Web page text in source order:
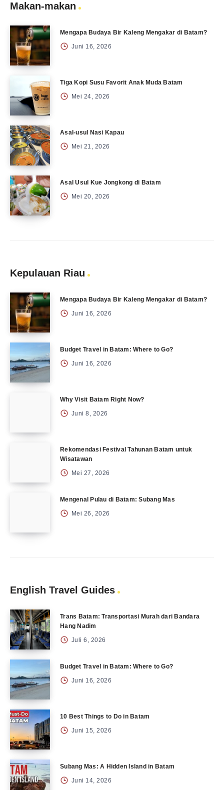
Makan-makan
Mengapa Budaya Bir Kaleng Mengakar di Batam?
Juni 16, 2026
Tiga Kopi Susu Favorit Anak Muda Batam
Mei 24, 2026
Asal-usul Nasi Kapau
Mei 21, 2026
Asal Usul Kue Jongkong di Batam
Mei 20, 2026
Kepulauan Riau
Mengapa Budaya Bir Kaleng Mengakar di Batam?
Juni 16, 2026
Budget Travel in Batam: Where to Go?
Juni 16, 2026
Why Visit Batam Right Now?
Juni 8, 2026
Rekomendasi Festival Tahunan Batam untuk
Wisatawan
Mei 27, 2026
Mengenal Pulau di Batam: Subang Mas
Mei 26, 2026
English Travel Guides
Trans Batam: Transportasi Murah dari Bandara
Hang Nadim
Juli 6, 2026
Budget Travel in Batam: Where to Go?
Juni 16, 2026
10 Best Things to Do in Batam
Juni 15, 2026
Subang Mas: A Hidden Island in Batam
Juni 14, 2026